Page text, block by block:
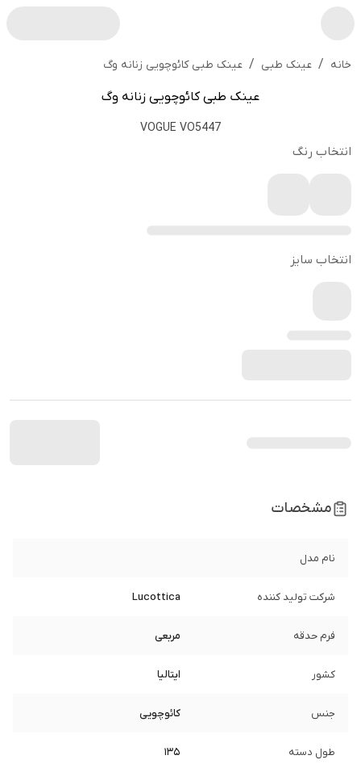
خانه / عینک طبی / عینک طبی کائوچویی زنانه وگ
عینک طبی کائوچویی زنانه وگ
VOGUE VO5447
انتخاب رنگ
انتخاب سایز
مشخصات
نام مدل
شرکت تولید کننده Lucottica
فرم حدقه مربعی
کشور ایتالیا
جنس کائوچویی
طول دسته 135